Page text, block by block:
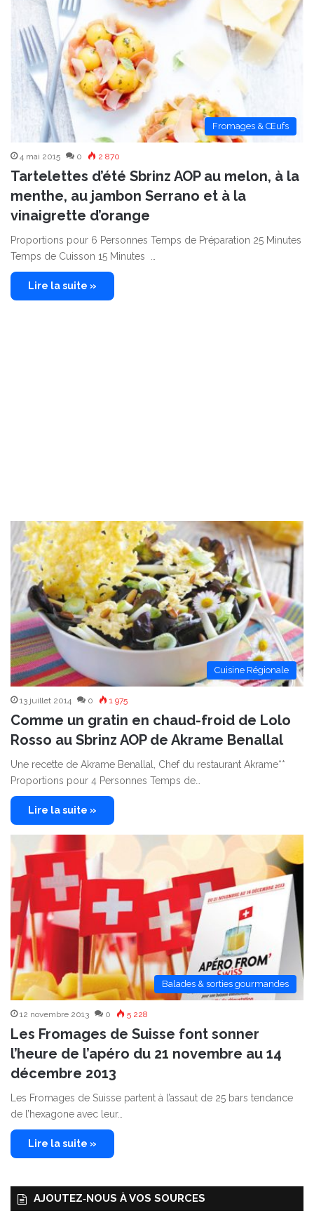
Fromages & Œufs
4 mai 2015 0 2 870
Tartelettes d’été Sbrinz AOP au melon, à la
menthe, au jambon Serrano et à la
vinaigrette d’orange
Proportions pour 6 Personnes Temps de Préparation 25 Minutes
Temps de Cuisson 15 Minutes …
Lire la suite »
Cuisine Régionale
13 juillet 2014 0 1 975
Comme un gratin en chaud-froid de Lolo
Rosso au Sbrinz AOP de Akrame Benallal
Une recette de Akrame Benallal, Chef du restaurant Akrame**
Proportions pour 4 Personnes Temps de…
Lire la suite »
Balades & sorties gourmandes
12 novembre 2013 0 5 228
Les Fromages de Suisse font sonner
l’heure de l’apéro du 21 novembre au 14
décembre 2013
Les Fromages de Suisse partent à l’assaut de 25 bars tendance
de l’hexagone avec leur…
Lire la suite »
AJOUTEZ‑NOUS À VOS SOURCES